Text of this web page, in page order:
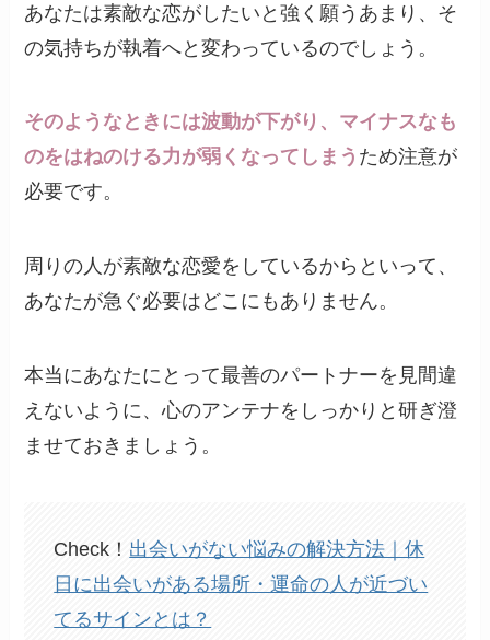
あなたは素敵な恋がしたいと強く願うあまり、そ
の気持ちが執着へと変わっているのでしょう。
そのようなときには波動が下がり、マイナスなも
のをはねのける力が弱くなってしまう ため注意が
必要です。
周りの人が素敵な恋愛をしているからといって、
あなたが急ぐ必要はどこにもありません。
本当にあなたにとって最善のパートナーを見間違
えないように、心のアンテナをしっかりと研ぎ澄
ませておきましょう。
Check！ 出会いがない悩みの解決方法｜休
日に出会いがある場所・運命の人が近づい
てるサインとは？